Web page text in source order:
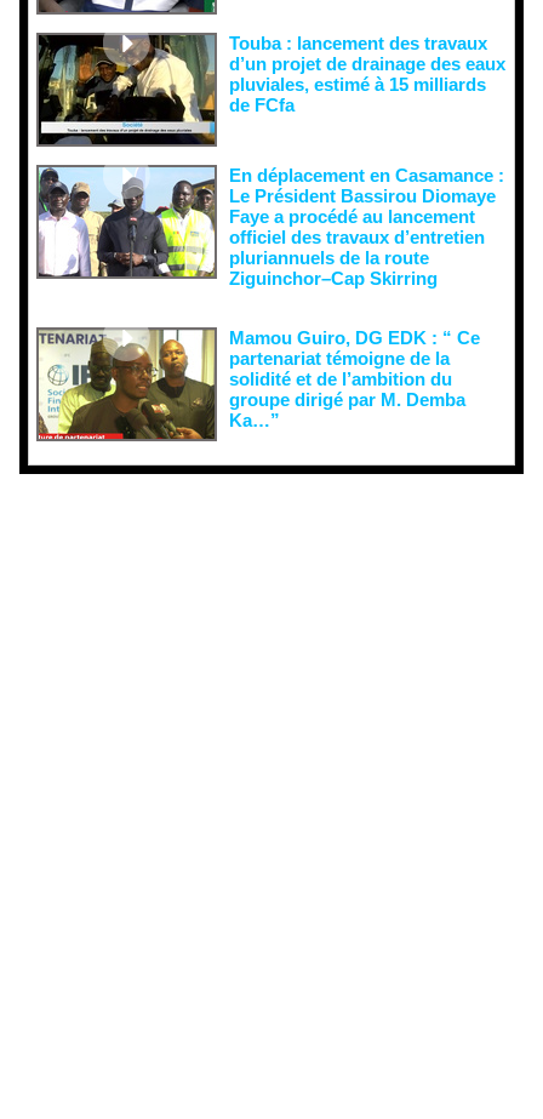
Touba : lancement des travaux
d’un projet de drainage des eaux
pluviales, estimé à 15 milliards
de FCfa ‎
En déplacement en Casamance :
Le Président Bassirou Diomaye
Faye a procédé au lancement
officiel des travaux d’entretien
pluriannuels de la route
Ziguinchor–Cap Skirring
Mamou Guiro, DG EDK : “ Ce
partenariat témoigne de la
solidité et de l’ambition du
groupe dirigé par M. Demba
Ka…”